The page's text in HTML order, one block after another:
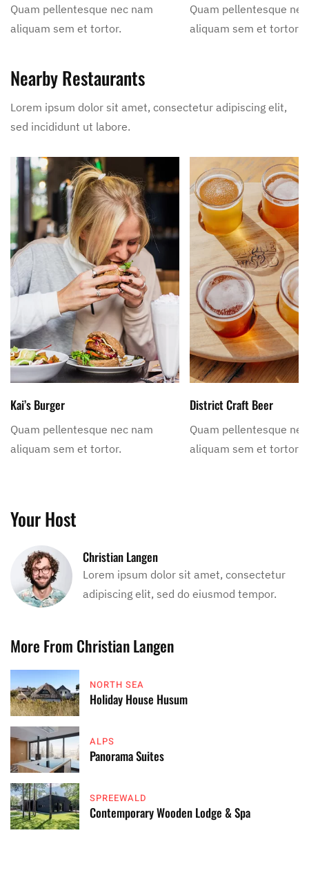
Quam pellentesque nec nam
aliquam sem et tortor.
Quam pellentesque
aliquam sem et tortor.
Nearby Restaurants
Lorem ipsum dolor sit amet, consectetur adipiscing elit,
sed incididunt ut labore.
Kai’s Burger
Quam pellentesque nec nam
aliquam sem et tortor.
District Craft Beer
Quam pellentesque
aliquam sem et tortor.
Your Host
Christian Langen
Lorem ipsum dolor sit amet, consectetur
adipiscing elit, sed do eiusmod tempor.
More From Christian Langen
NORTH SEA
Holiday House Husum
ALPS
Panorama Suites
SPREEWALD
Contemporary Wooden Lodge & Spa